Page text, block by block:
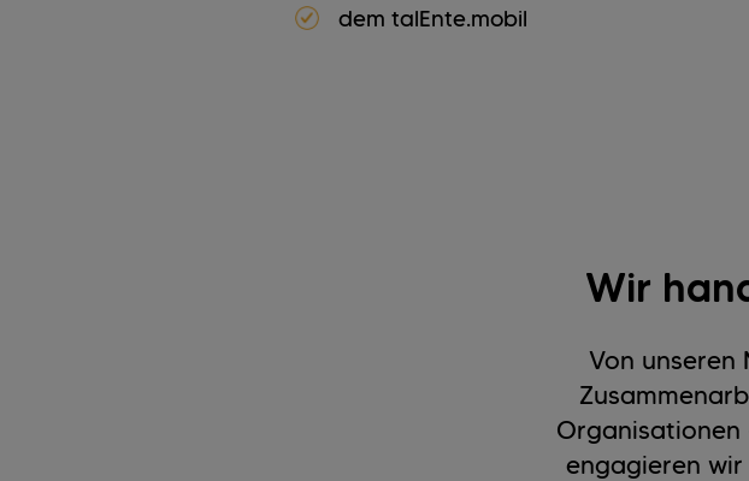
dem talEnte.mobil
Wir
Von unseren
Organisationen
engagieren